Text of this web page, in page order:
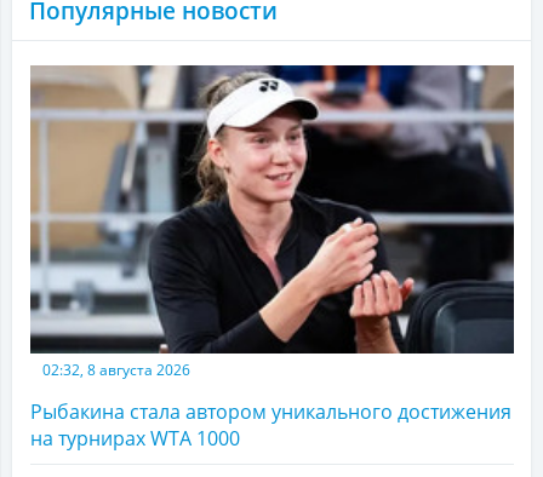
Популярные новости
02:32, 8 августа 2026
Рыбакина стала автором уникального достижения
на турнирах WTA 1000